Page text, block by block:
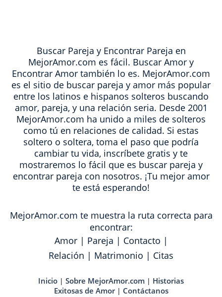
Buscar Pareja y Encontrar Pareja en
MejorAmor.com es fácil. Buscar Amor y
Encontrar Amor también lo es. MejorAmor.com
es el sitio de buscar pareja y amor más popular
entre los latinos e hispanos solteros buscando
amor, pareja, y una relación seria. Desde 2001
MejorAmor.com ha unido a miles de solteros
como tú en relaciones de calidad. Si estas
soltero o soltera, toma el paso que podría
cambiar tu vida, inscríbete gratis y te
mostraremos lo fácil que es buscar pareja y
encontrar pareja con nosotros. ¡Tu mejor amor
te está esperando!
MejorAmor.com te muestra la ruta correcta para
encontrar:
Amor| Pareja | Contacto |
Relación | Matrimonio | Citas
Inicio | Sobre MejorAmor.com | Historias
Exitosas de Amor| Contáctanos